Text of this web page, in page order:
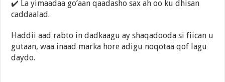
✔️ La yimaadaa go’aan qaadasho sax ah oo ku dhisan
caddaalad.
Haddii aad rabto in dadkaagu ay shaqadooda si fiican u
gutaan, waa inaad marka hore adigu noqotaa qof lagu
daydo.